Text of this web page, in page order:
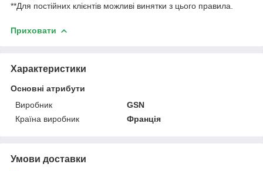
**Для постійних клієнтів можливі винятки з цього правила.
Приховати
Характеристики
Основні атрибути
Виробник
GSN
Країна виробник
Франція
Умови доставки